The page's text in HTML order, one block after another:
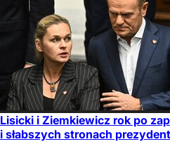
Lisicki i Ziemkiewicz rok po
i słabszych stronach